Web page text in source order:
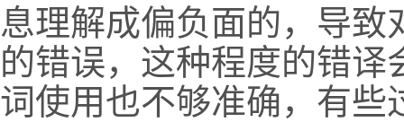
息理解成偏负面的，导
的错误，这种程度的错
词使用也不够准确，有些